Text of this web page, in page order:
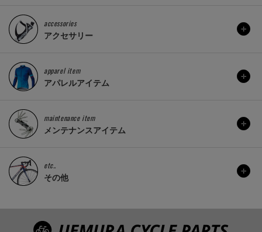
accessories
アクセサリー
apparel item
アパレルアイテム
maintenance item
メンテナンスアイテム
etc..
その他